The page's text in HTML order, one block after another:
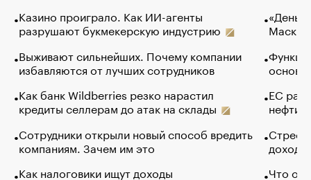
Казино проиграло. Как ИИ-агенты
разрушают букмекерскую индустрию
Выживают сильнейших. Почему компании
избавляются от лучших сотрудников
Как банк Wildberries резко нарастил
кредиты селлерам до атак на склады
Сотрудники открыли новый способ вредить
компаниям. Зачем им это
Как налоговики ищут доходы
Маск в
основ
ЕС
нефти
Что